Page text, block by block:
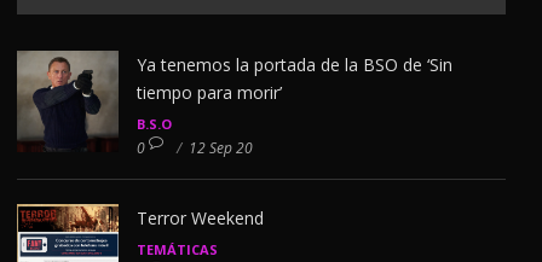
Ya tenemos la portada de la BSO de ‘Sin
tiempo para morir’
B.S.O
0 / 12 Sep 20
Terror Weekend
TEMÁTICAS